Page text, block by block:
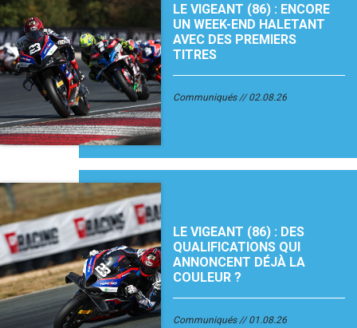
LE VIGEANT (86) : ENCORE
UN WEEK-END HALETANT
AVEC DES PREMIERS
TITRES
Communiqués 02.08.26
LE VIGEANT (86) : DES
QUALIFICATIONS QUI
ANNONCENT DÉJÀ LA
COULEUR ?
Communiqués 01.08.26